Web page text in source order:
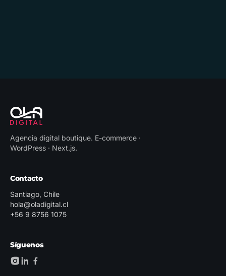
Agencia digital boutique. E-commerce ·
WordPress · Next.js.
Contacto
Santiago, Chile
hola@oladigital.cl
+56 9 8756 1075
Síguenos